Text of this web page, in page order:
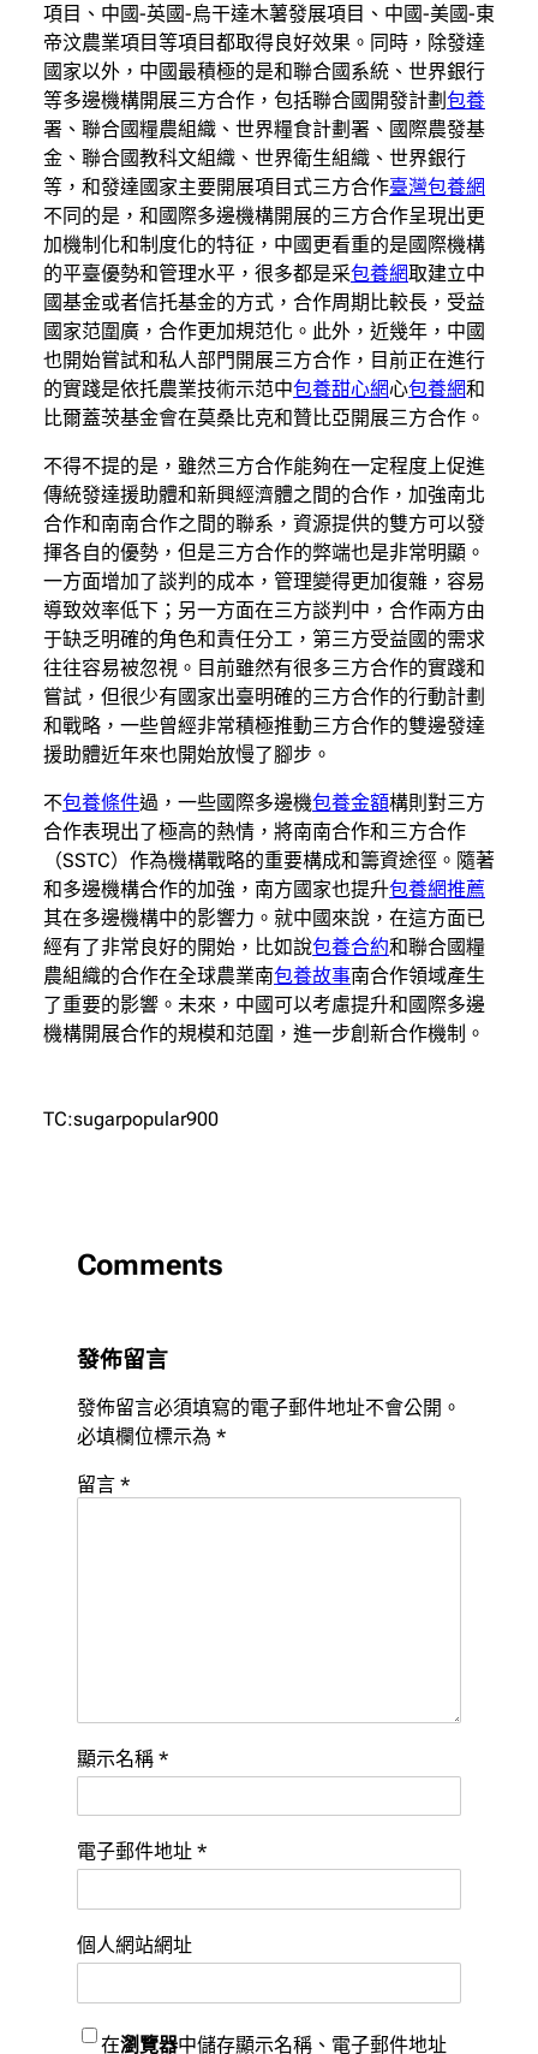
項目、中國-英國-烏干達木薯發展項目、中國-美國-東
帝汶農業項目等項目都取得良好效果。同時，除發達
國家以外，中國最積極的是和聯合國系統、世界銀行
等多邊機構開展三方合作，包括聯合國開發計劃 包養
署、聯合國糧農組織、世界糧食計劃署、國際農發基
金、聯合國教科文組織、世界衛生組織、世界銀行
等，和發達國家主要開展項目式三方合作臺灣包養網
不同的是，和國際多邊機構開展的三方合作呈現出更
加機制化和制度化的特征，中國更看重的是國際機構
的平臺優勢和管理水平，很多都是采包養網取建立中
國基金或者信托基金的方式，合作周期比較長，受益
國家范圍廣，合作更加規范化。此外，近幾年，中國
也開始嘗試和私人部門開展三方合作，目前正在進行
的實踐是依托農業技術示范中包養甜心網心包養網和
比爾蓋茨基金會在莫桑比克和贊比亞開展三方合作。
不得不提的是，雖然三方合作能夠在一定程度上促進
傳統發達援助體和新興經濟體之間的合作，加強南北
合作和南南合作之間的聯系，資源提供的雙方可以發
揮各自的優勢，但是三方合作的弊端也是非常明顯。
一方面增加了談判的成本，管理變得更加復雜，容易
導致效率低下；另一方面在三方談判中，合作兩方由
于缺乏明確的角色和責任分工，第三方受益國的需求
往往容易被忽視。目前雖然有很多三方合作的實踐和
嘗試，但很少有國家出臺明確的三方合作的行動計劃
和戰略，一些曾經非常積極推動三方合作的雙邊發達
援助體近年來也開始放慢了腳步。
不包養條件過，一些國際多邊機包養金額構則對三方
合作表現出了極高的熱情，將南南合作和三方合作
（SSTC）作為機構戰略的重要構成和籌資途徑。隨著
和多邊機構合作的加強，南方國家也提升包養網推薦
其在多邊機構中的影響力。就中國來說，在這方面已
經有了非常良好的開始，比如說包養合約和聯合國糧
農組織的合作在全球農業南包養故事南合作領域產生
了重要的影響。未來，中國可以考慮提升和國際多邊
機構開展合作的規模和范圍，進一步創新合作機制。
TC:sugarpopular900
Comments
發佈留言
發佈留言必須填寫的電子郵件地址不會公開。
必填欄位標示為 *
留言 *
顯示名稱 *
電子郵件地址 *
個人網站網址
在瀏覽器中儲存顯示名稱、電子郵件地址